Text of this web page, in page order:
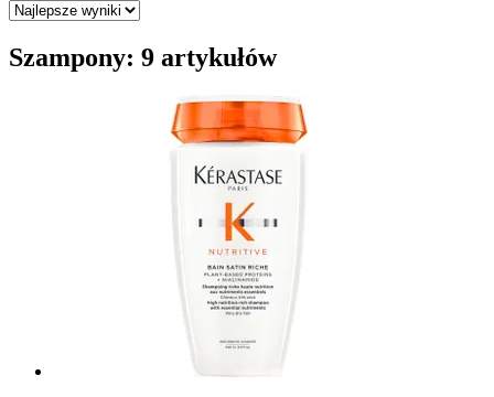
Szampony: 9 artykułów